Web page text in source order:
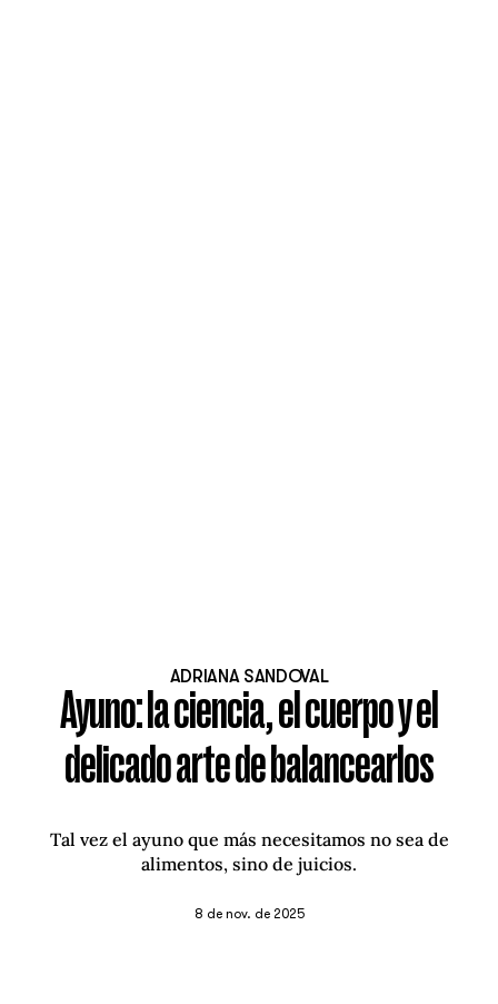
ADRIANA SANDOVAL
Ayuno: la ciencia, el cuerpo y el
delicado arte de balancearlos
Tal vez el ayuno que más necesitamos no sea de
alimentos, sino de juicios.
8 de nov. de 2025